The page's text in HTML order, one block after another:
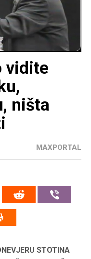
vidite
ništa
MAXPORTAL
STOTINA